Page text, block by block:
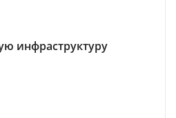
инфраструктуру